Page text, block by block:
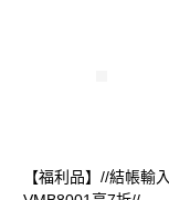
【福利品】//結帳輸入